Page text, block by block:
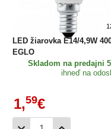
LED žiarovka E14/4,9W
EGLO
Skladom na predajni
ihneď na
1,59€